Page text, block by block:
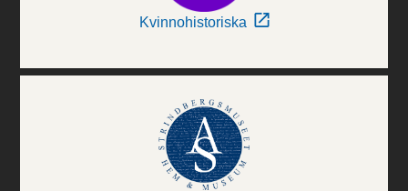
Kvinnohistoriska